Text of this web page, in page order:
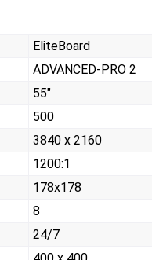
EliteBoard
ADVANCED-PRO 2
55"
500
3840 x 2160
1200:1
178x178
8
24/7